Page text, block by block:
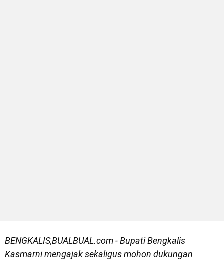
BENGKALIS,BUALBUAL.com - Bupati Bengkalis
Kasmarni mengajak sekaligus mohon dukungan